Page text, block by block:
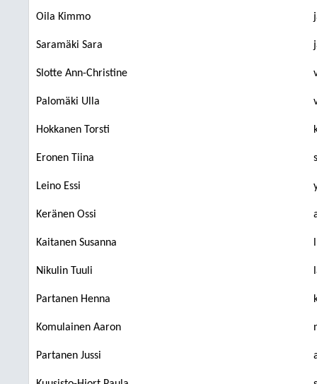
Oila Kimmo
Saramäki Sara
Slotte Ann-Christine
Palomäki Ulla
Hokkanen Torsti
Eronen Tiina
Leino Essi
Keränen Ossi
Kaitanen Susanna
Nikulin Tuuli
Partanen Henna
Komulainen Aaron
Partanen Jussi